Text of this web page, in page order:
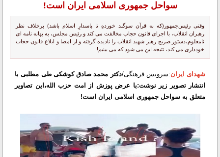
سواحل جمهوری اسلامی ایران است!
وقتی رئیس‌جمهور(که به قرآن سوگند خوردهِ تا پاسدارِ اسلام باشد) برخلاف نظر
رهبران انقلاب، با اجرای قانون حجاب مخالفت می کند و رئیس مجلس، به بهانه نامه ای
نامعلوم،دستور صریح رهبر شهید انقلاب را نادیده گرفته و از امضا و ابلاغ قانون حجاب
خودداری می کند، نتیجه این می شود که می بینیم!
شهدای ایران:سرویس فرهنگی/دکتر محمد صادق کوشکی طی مطلبی با
انتشار تصویر زیر نوشت:با عرض پوزش از امت حزب الله،این تصاویر
متعلق به سواحل جمهوری اسلامی ایران است!